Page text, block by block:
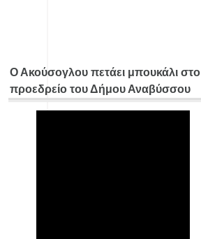
Ο Ακούσογλου πετάει μπουκάλι στο
προεδρείο του Δήμου Αναβύσσου